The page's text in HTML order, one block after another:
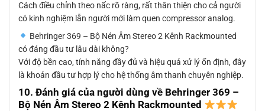
Cách điều chỉnh theo nấc rõ ràng, rất thân thiện cho cả người
có kinh nghiệm lẫn người mới làm quen compressor analog.
Behringer 369 – Bộ Nén Âm Stereo 2 Kênh Rackmounted
có đáng đầu tư lâu dài không?
Với độ bền cao, tính năng đầy đủ và hiệu quả xử lý ổn định, đây
là khoản đầu tư hợp lý cho hệ thống âm thanh chuyên nghiệp.
10. Đánh giá của người dùng về Behringer 369 –
Bộ Nén Âm Stereo 2 Kênh Rackmounted